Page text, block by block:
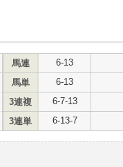
馬連 6-13
馬単 6-13
3連複 6-7-13
3連単 6-13-7